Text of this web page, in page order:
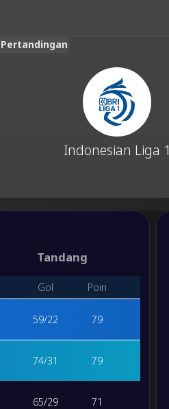
Indonesian Liga 1
Tandang
Gol
Poin
59/22
79
74/31 79
65/29 71